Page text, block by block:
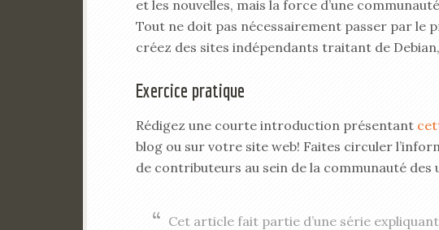
et les nouvelles, mais la force d’une
Tout ne doit pas nécessairement passer par le
créez des sites indépendants traitant de
Exercice pratique
Rédigez une courte introduction présentant
blog ou sur votre site web! Faites circuler
de contributeurs au sein de la communauté des
Cet article fait partie d’une série